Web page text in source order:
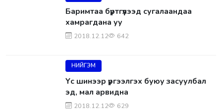
Баримтаа бүртгүүлээд сугалаандаа
хамрагдана уу
2018.12.12 642
НИЙГЭМ
Үс шинээр үргээлгэх буюу засуулбал
эд, мал арвидна
2018.12.12 629